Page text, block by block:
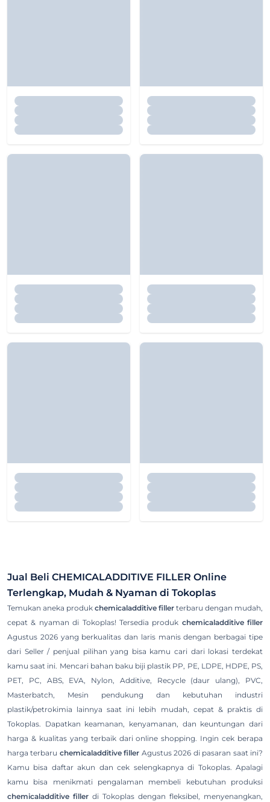
Jual Beli CHEMICALADDITIVE FILLER Online
Terlengkap, Mudah & Nyaman di Tokoplas
Temukan aneka produk chemicaladditive filler terbaru dengan mudah,
cepat & nyaman di Tokoplas! Tersedia produk chemicaladditive filler
Agustus 2026 yang berkualitas dan laris manis dengan berbagai tipe
dari Seller / penjual pilihan yang bisa kamu cari dari lokasi terdekat
kamu saat ini. Mencari bahan baku biji plastik PP, PE, LDPE, HDPE, PS,
PET, PC, ABS, EVA, Nylon, Additive, Recycle (daur ulang), PVC,
Masterbatch, Mesin pendukung dan kebutuhan industri
plastik/petrokimia lainnya saat ini lebih mudah, cepat & praktis di
Tokoplas. Dapatkan keamanan, kenyamanan, dan keuntungan dari
harga & kualitas yang terbaik dari online shopping. Ingin cek berapa
harga terbaru chemicaladditive filler Agustus 2026 di pasaran saat ini?
Kamu bisa daftar akun dan cek selengkapnya di Tokoplas. Apalagi
kamu bisa menikmati pengalaman membeli kebutuhan produksi
chemicaladditive filler di Tokoplas dengan fleksibel, menyenangkan,